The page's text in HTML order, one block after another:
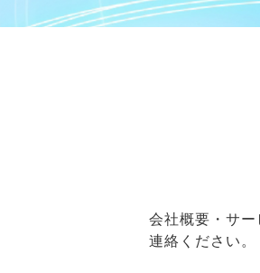
会社概要・サ
連絡ください。